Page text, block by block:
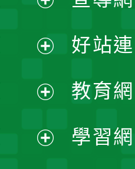
開
選
單
開
選
開
好站
教育
學習